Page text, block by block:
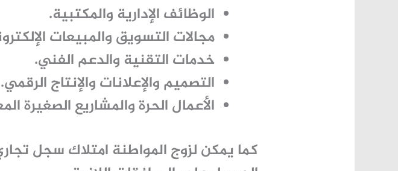
الوظائف الإدارية والمكتبية.
مجالات التسويق والمبيعات
خدمات التقنية والدعم الفني.
التصميم والإعلانات والإنتاج الرقمي.
الأعمال الحرة والمشاريع الصغيرة
كما يمكن لزوج المواطنة امتلاك سجل